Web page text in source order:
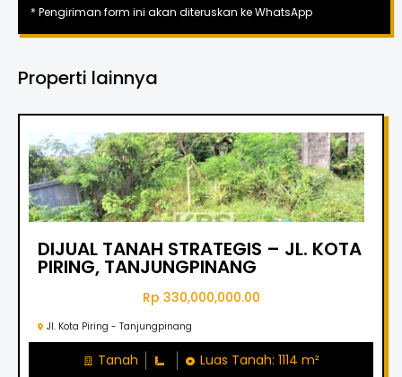
* Pengiriman form ini akan diteruskan ke WhatsApp
Properti lainnya
DIJUAL TANAH STRATEGIS – JL. KOTA
PIRING, TANJUNGPINANG
Rp 330,000,000.00
Jl. Kota Piring - Tanjungpinang
Tanah Luas Tanah: 1114 m²